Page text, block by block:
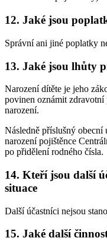
12. Jaké jsou
Správní ani jiné poplatky
13. Jaké jsou lhůty
Narození dítěte je jeho
povinen oznámit
narození.
Následně příslušný
narození pojištěnce
po přidělení rodného čísla.
14. Kteří jsou další
situace
Další účastníci nejsou
15. Jaké další